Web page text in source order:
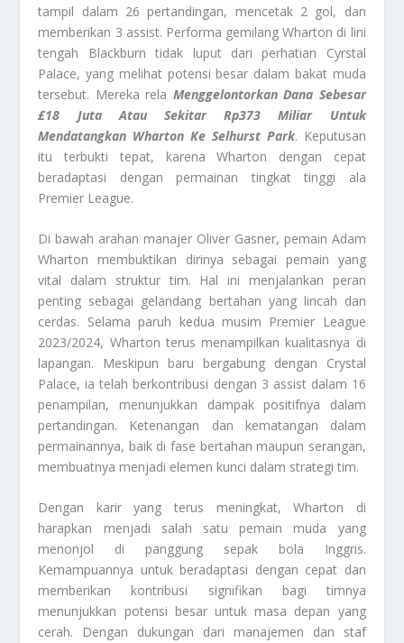
tampil dalam 26 pertandingan, mencetak 2 gol, dan
memberikan 3 assist. Performa gemilang Wharton di lini
tengah Blackburn tidak luput dari perhatian Cyrstal
Palace, yang melihat potensi besar dalam bakat muda
tersebut. Mereka rela Menggelontorkan Dana Sebesar
£18 Juta Atau Sekitar Rp373 Miliar Untuk
Mendatangkan Wharton Ke Selhurst Park. Keputusan
itu terbukti tepat, karena Wharton dengan cepat
beradaptasi dengan permainan tingkat tinggi ala
Premier League.
Di bawah arahan manajer Oliver Gasner, pemain Adam
Wharton membuktikan dirinya sebagai pemain yang
vital dalam struktur tim. Hal ini menjalankan peran
penting sebagai gelandang bertahan yang lincah dan
cerdas. Selama paruh kedua musim Premier League
2023/2024, Wharton terus menampilkan kualitasnya di
lapangan. Meskipun baru bergabung dengan Crystal
Palace, ia telah berkontribusi dengan 3 assist dalam 16
penampilan, menunjukkan dampak positifnya dalam
pertandingan. Ketenangan dan kematangan dalam
permainannya, baik di fase bertahan maupun serangan,
membuatnya menjadi elemen kunci dalam strategi tim.
Dengan karir yang terus meningkat, Wharton di
harapkan menjadi salah satu pemain muda yang
menonjol di panggung sepak bola Inggris.
Kemampuannya untuk beradaptasi dengan cepat dan
memberikan kontribusi signifikan bagi timnya
menunjukkan potensi besar untuk masa depan yang
cerah. Dengan dukungan dari manajemen dan staf